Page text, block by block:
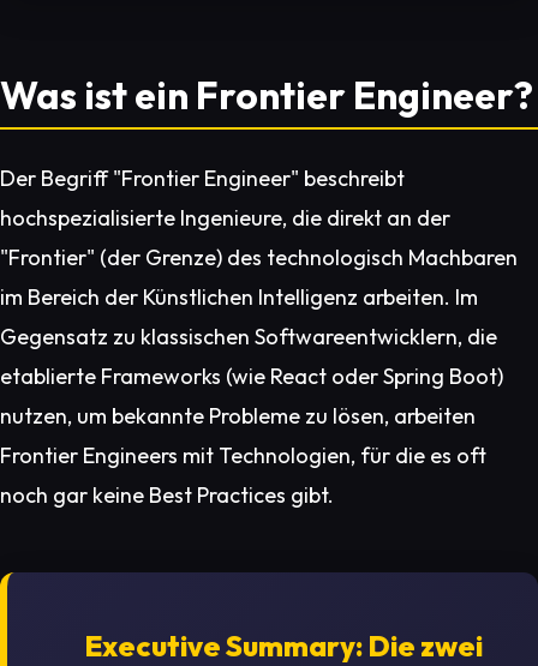
Was ist ein Frontier Engineer?
Der Begriff "Frontier Engineer" beschreibt
hochspezialisierte Ingenieure, die direkt an der
"Frontier" (der Grenze) des technologisch Machbaren
im Bereich der Künstlichen Intelligenz arbeiten. Im
Gegensatz zu klassischen Softwareentwicklern, die
etablierte Frameworks (wie React oder Spring Boot)
nutzen, um bekannte Probleme zu lösen, arbeiten
Frontier Engineers mit Technologien, für die es oft
noch gar keine Best Practices gibt.
Executive Summary: Die zwei